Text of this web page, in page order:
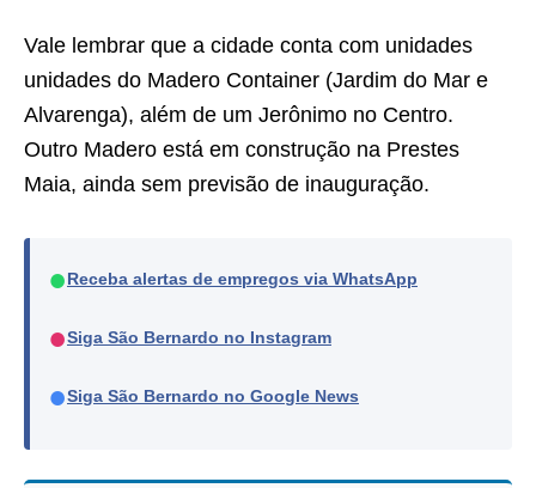
Vale lembrar que a cidade conta com unidades
unidades do Madero Container (Jardim do Mar e
Alvarenga), além de um Jerônimo no Centro.
Outro Madero está em construção na Prestes
Maia, ainda sem previsão de inauguração.
● Receba alertas de empregos via WhatsApp
●Siga São Bernardo no Instagram
●Siga São Bernardo no Google News